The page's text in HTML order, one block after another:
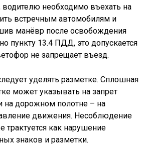
необходимо въехать на
встречным автомобилям и
манёвр после освобождения
пункту 13.4 ПДД, это допускается
не запрещает въезд.
уделять разметке. Сплошная
может указывать на запрет
на дорожном полотне – на
движения. Несоблюдение
трактуется как нарушение
знаков и разметки.